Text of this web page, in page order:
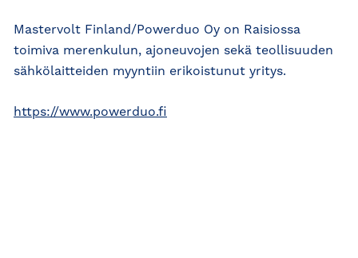
Mastervolt Finland/Powerduo Oy on Raisiossa
toimiva merenkulun, ajoneuvojen sekä teollisuuden
sähkölaitteiden myyntiin erikoistunut yritys.
https://www.powerduo.fi